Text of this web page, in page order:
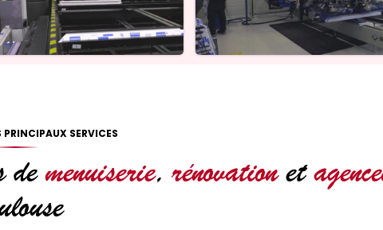
SERVICES
demenuiserie, rénovationet